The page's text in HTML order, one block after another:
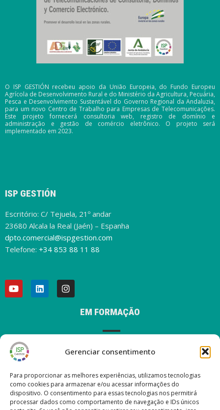
Gerenciar consentimento
Para proporcionar as melhores experiências, utilizamos tecnologias
como cookies para armazenar e/ou acessar informações do
dispositivo. O consentimento para essas tecnologias nos permitirá
processar dados como comportamento de navegação e IDs únicos
O ISP GESTIÓN recebeu apoio da União Europeia, do Fundo Europeu
Agrícola de Desenvolvimento Rural e do Ministério da Agricultura, Pecuária,
Pesca e Desenvolvimento Sustentável do Governo Regional da Andaluzia,
para um novo Centro de Trabalho para Empresas de Telecomunicações.
Este projeto fornecerá consultoria web, registro de domínio e
administração e gestão de comércio eletrônico. O projeto será
implementado em 2023.
ISP GESTIÓN
Escritório: C/ Tejuela, 21º andar
23680 Alcala la Real (Jaén) – Espanha
dpto.comercial@ispgestion.com
Telefone: +34 853 88 11 88
EM FORMAÇÃO
ÚLTIMAS POSTAGENS EM NOSSO BLOG